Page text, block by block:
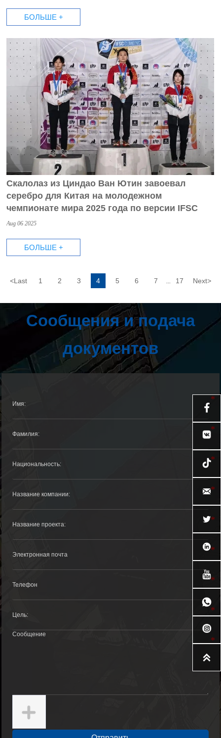
БОЛЬШЕ +
Скалолаз из Циндао Ван Ютин завоевал
серебро для Китая на молодежном
чемпионате мира 2025 года по версии IFSC
Aug 06 2025
БОЛЬШЕ +
<Last 1 2 3 4 5 6 7 ... 17 Next>
Сообщения и подача
документов







